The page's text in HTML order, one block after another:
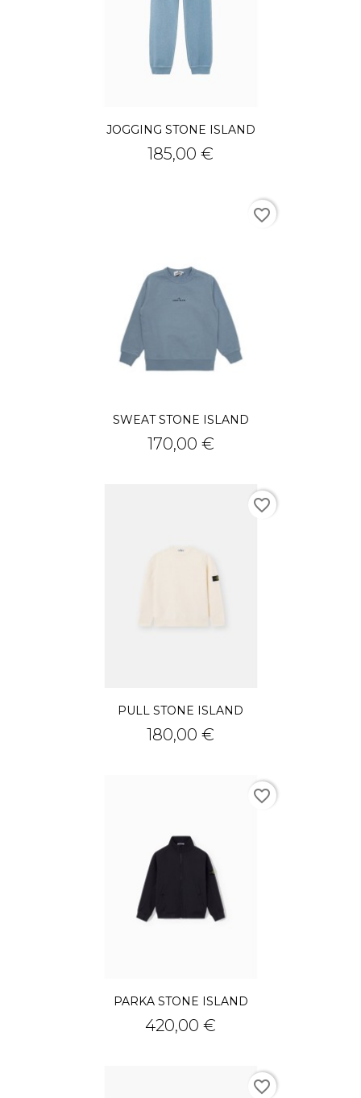
JOGGING STONE ISLAND
Prix
185,00 €
SWEAT STONE ISLAND
Prix
170,00 €
favorite_border
PULL STONE ISLAND
Prix
180,00 €
favorite_border
PARKA STONE ISLAND
Prix
420,00 €
favorite_border
favorite_border